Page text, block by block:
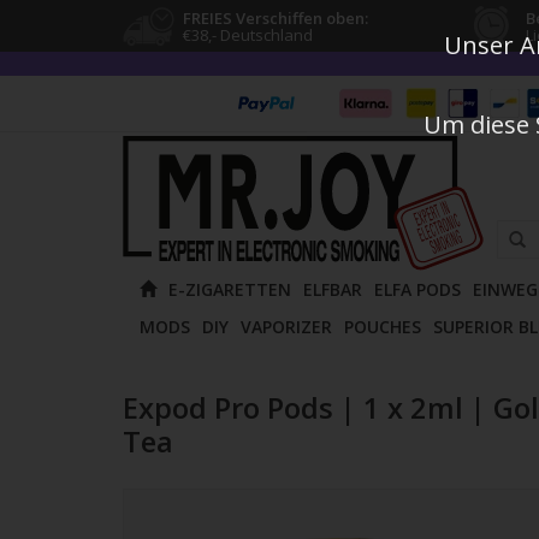
FREIES Verschiffen oben:
€38,- Deutschland
die
Pfeile
oben
und
E-ZIGARETTEN ELFBAR ELFA PODS
MODS DIY VAPORIZER POUCHES SUPERIOR
Expod Pro Pods | 1 x 2ml |
Tea
Unser
Um diese